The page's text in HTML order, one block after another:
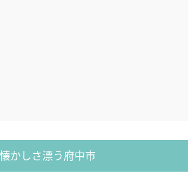
かしさ漂う府中市